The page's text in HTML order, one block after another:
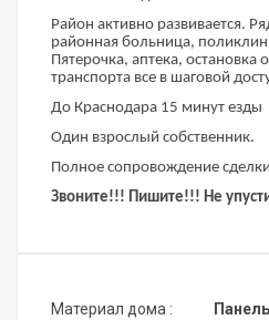
Район активно развивается.
районная больница,
Пятерочка, аптека, остановка
транспорта все в шаговой
До Краснодара 15 минут езды
Один взрослый собственник.
Полное сопровождение
Звоните!!! Пишите!!! Не
Материал дома :